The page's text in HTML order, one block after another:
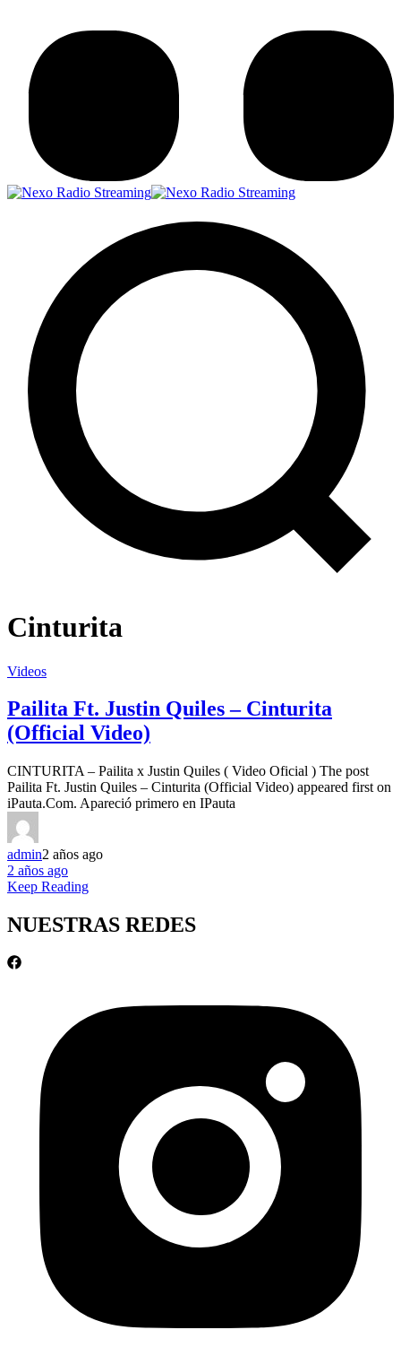
Cinturita
Videos
Pailita Ft. Justin Quiles – Cinturita
(Official Video)
CINTURITA – Pailita x Justin Quiles ( Video Oficial ) The post
Pailita Ft. Justin Quiles – Cinturita (Official Video) appeared first on
iPauta.Com. Apareció primero en IPauta
admin2 años ago
2 años ago
Keep Reading
NUESTRAS REDES